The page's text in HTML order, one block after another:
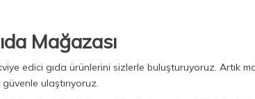
Mağazası
edici gıda ürünlerini sizlerle buluşturuyoruz. Artık
ulaştırıyoruz.